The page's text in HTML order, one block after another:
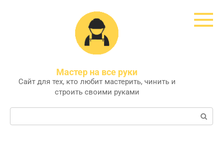
Мастер на все руки
Сайт для тех, кто любит мастерить, чинить и
строить своими руками
Поиск: